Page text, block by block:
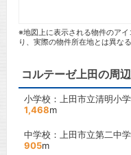
※地図上に表示される物件のア
り、実際の物件所在地とは異な
コルテーゼ上田の周
小学校：上田市立清明小
1,468m
中学校：上田市立第二中
905m